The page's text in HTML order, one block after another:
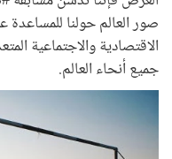
صور العالم حولنا للمساعدة
الاقتصادية والاجتماعية
جميع أنحاء العالم.